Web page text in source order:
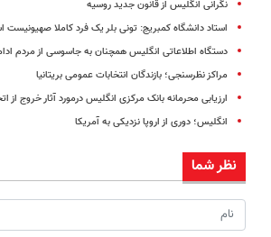
نگرانی انگلیس از قانون جدید روسیه
استاد دانشگاه کمبریج: تونی بلر یک فرد کاملا
دستگاه اطلاعاتی انگلیس همچنان به جاسوسی از مردم
مراکز نظرسنجی؛ بازندگان انتخابات عمومی بریتانیا
ارزیابی محرمانه بانک مرکزی انگلیس درمورد آثار خروج از
انگلیس؛ دوری از اروپا نزدیکی به آمریکا
نظر شما